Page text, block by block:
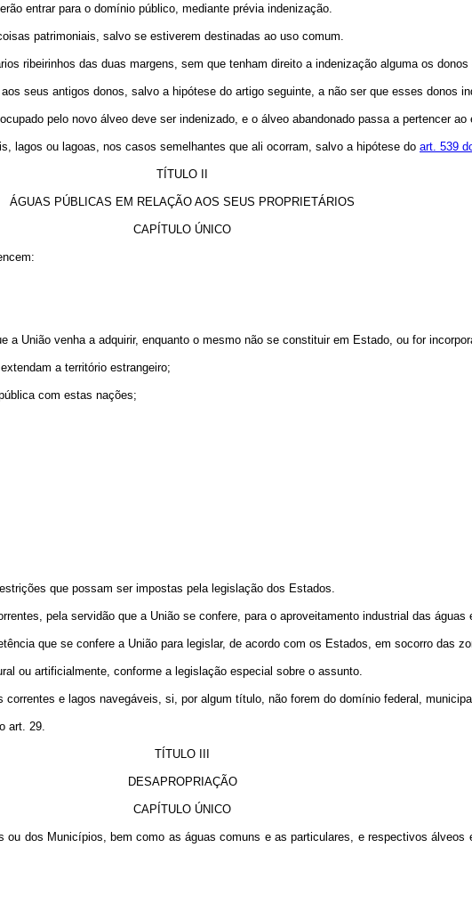
entrar para o domínio público, mediante prévia indenização.
patrimoniais, salvo se estiverem destinadas ao uso comum.
ribeirinhos das duas margens, sem que tenham direito a indenização alguma os
seus antigos donos, salvo a hipótese do artigo seguinte, a não ser que esses donos
pelo novo álveo deve ser indenizado, e o álveo abandonado passa a pertencer
lagos ou lagoas, nos casos semelhantes que ali ocorram, salvo a hipótese do art. 539
TÍTULO II
ÁGUAS PÚBLICAS EM RELAÇÃO AOS SEUS PROPRIETÁRIOS
CAPÍTULO ÚNICO
a União venha a adquirir, enquanto o mesmo não se constituir em Estado, ou for
a território estrangeiro;
com estas nações;
que possam ser impostas pela legislação dos Estados.
pela servidão que a União se confere, para o aproveitamento industrial das águas
que se confere a União para legislar, de acordo com os Estados, em socorro das
ou artificialmente, conforme a legislação especial sobre o assunto.
e lagos navegáveis, si, por algum título, não forem do domínio federal,
art. 29.
TÍTULO III
DESAPROPRIAÇÃO
CAPÍTULO ÚNICO
dos Municípios, bem como as águas comuns e as particulares, e respectivos álveos